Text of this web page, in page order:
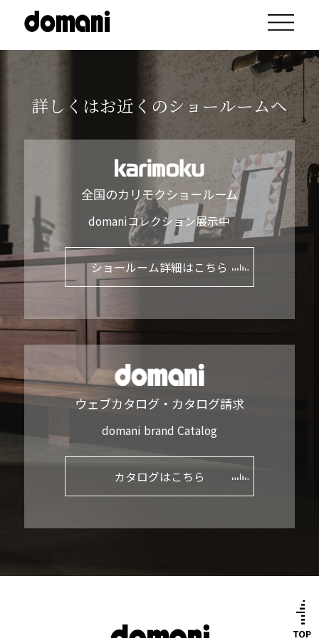
詳しくはお近くのショールームへ
全国のカリモクショールーム
domaniコレクション展示中
ショールーム詳細はこちら
ウェブカタログ・カタログ請求
domani brand Catalog
カタログはこちら